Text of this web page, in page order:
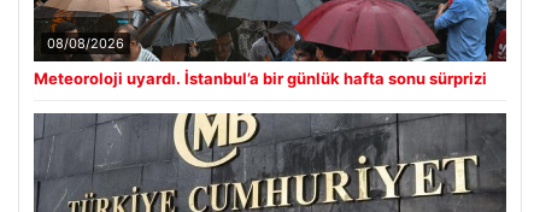
08/08/2026
Meteoroloji uyardı. İstanbul’a bir günlük hafta sonu sürprizi